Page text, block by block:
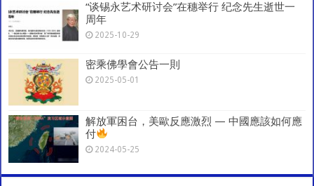
“谈锡永艺术研讨会”在穗举行 纪念先生逝世一
周年
2025-10-29
密乘佛學會公告一則
2025-05-01
解放軍困台，美歐反應激烈 — 中國應該如何應
付
2024-05-25